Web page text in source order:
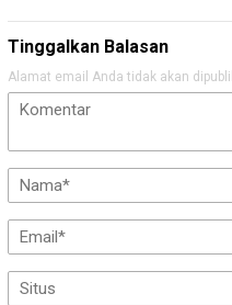
Tinggalkan Balasan
Alamat email Anda tidak akan